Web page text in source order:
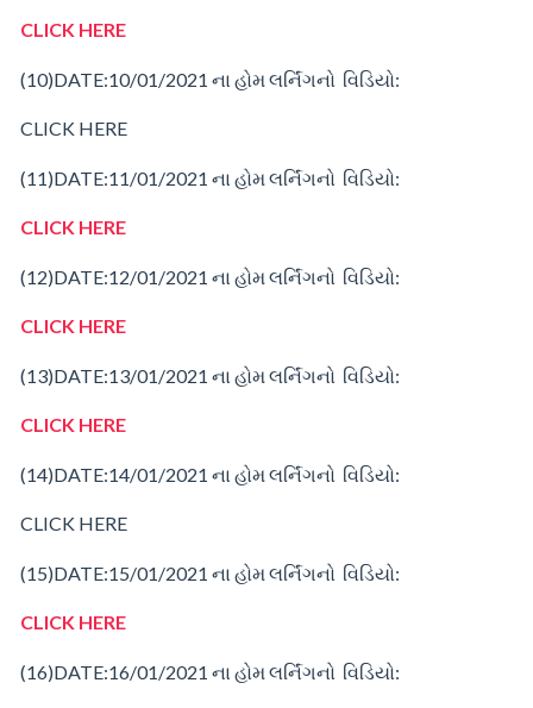
CLICK HERE
(10)DATE:10/01/2021 ના હોમલર્નિંગનો વિડિયો:
CLICK HERE
(11)DATE:11/01/2021 ના હોમલર્નિંગનો વિડિયો:
CLICK HERE
(12)DATE:12/01/2021 ના હોમલર્નિંગનો વિડિયો:
CLICK HERE
(13)DATE:13/01/2021 ના હોમલર્નિંગનો વિડિયો:
CLICK HERE
(14)DATE:14/01/2021 ના હોમલર્નિંગનો વિડિયો:
CLICK HERE
(15)DATE:15/01/2021 ના હોમલર્નિંગનો વિડિયો:
CLICK HERE
(16)DATE:16/01/2021 ના હોમલર્નિંગનો વિડિયો: